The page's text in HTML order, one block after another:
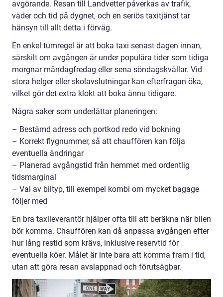
avgörande. Resan till Landvetter påverkas av trafik,
väder och tid på dygnet, och en seriös taxitjänst tar
hänsyn till allt detta i förväg.
En enkel tumregel är att boka taxi senast dagen innan,
särskilt om avgången är under populära tider som tidiga
morgnar måndagfredag eller sena söndagskvällar. Vid
stora helger eller skolavslutningar kan efterfrågan öka,
vilket gör det extra klokt att boka ännu tidigare.
Några saker som underlättar planeringen:
– Bestämd adress och portkod redo vid bokning
– Korrekt flygnummer, så att chauffören kan följa
eventuella ändringar
– Planerad avgångstid från hemmet med ordentlig
tidsmarginal
– Val av biltyp, till exempel kombi om mycket bagage
följer med
En bra taxileverantör hjälper ofta till att beräkna när bilen
bör komma. Chauffören kan då anpassa avgången efter
hur lång restid som krävs, inklusive reservtid för
eventuella köer. Målet är inte bara att komma fram i tid,
utan att göra resan avslappnad och förutsägbar.